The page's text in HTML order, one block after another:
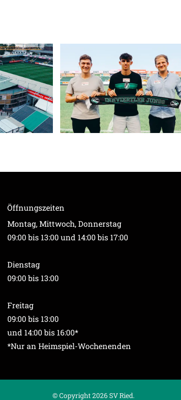
Öffnungszeiten
Montag, Mittwoch, Donnerstag
09:00 bis 13:00 und 14:00 bis 17:00
Dienstag
09:00 bis 13:00
Freitag
09:00 bis 13:00
und 14:00 bis 16:00*
*Nur an Heimspiel-Wochenenden
© Copyright 2026 SV Ried.